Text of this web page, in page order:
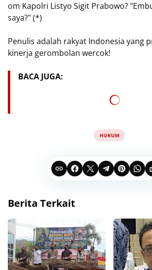
om Kapolri Listyo Sigit Prabowo?
saya?" (*)
Penulis adalah rakyat Indonesia yang
kinerja gerombolan wercok!
BACA JUGA:
HUKUM
Berita Terkait